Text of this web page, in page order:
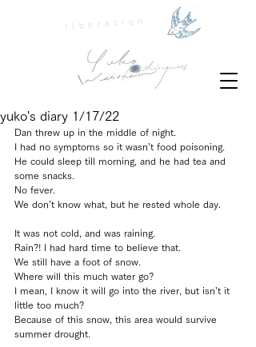
liberation
yuko's diary 1/17/22
Dan threw up in the middle of night.
I had no symptoms so it wasn’t food poisoning.
He could sleep till morning, and he had tea and
some snacks.
No fever.
We don’t know what, but he rested whole day.
It was not cold, and was raining.
Rain?! I had hard time to believe that.
We still have a foot of snow.
Where will this much water go?
I mean, I know it will go into the river, but isn’t it
little too much?
Because of this snow, this area would survive
summer drought.